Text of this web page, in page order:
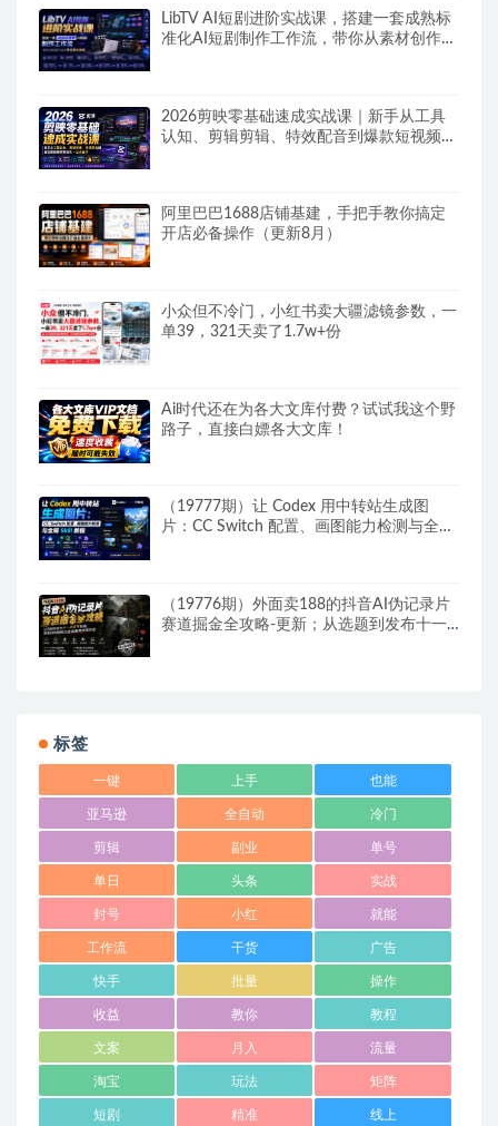
LibTV AI短剧进阶实战课，搭建一套成熟标
准化AI短剧制作工作流，带你从素材创作走
2026剪映零基础速成实战课｜新手从工具
认知、剪辑剪辑、特效配音到爆款短视频完
阿里巴巴1688店铺基建，手把手教你搞定
开店必备操作（更新8月）
小众但不冷门，小红书卖大疆滤镜参数，一
单39，321天卖了1.7w+份
Ai时代还在为各大文库付费？试试我这个野
路子，直接白嫖各大文库！
（19777期）让 Codex 用中转站生成图
片：CC Switch 配置、画图能力检测与全局
（19776期）外面卖188的抖音AI伪记录片
赛道掘金全攻略-更新；从选题到发布十一
标签
一键 上手 也能
亚马逊 全自动 冷门
剪辑 副业 单号
单日 头条 实战
封号 小红 就能
工作流 干货 广告
快手 批量 操作
收益 教你 教程
文案 月入 流量
淘宝 玩法 矩阵
短剧 精准 线上